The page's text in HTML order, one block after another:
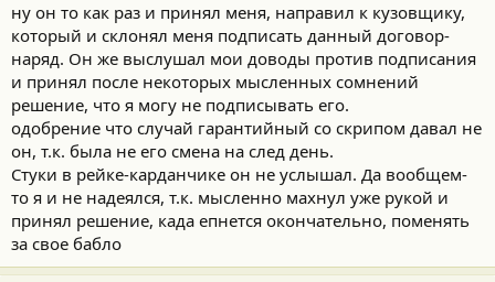
ну он то как раз и принял меня, направил к кузовщику,
который и склонял меня подписать данный договор-
наряд. Он же выслушал мои доводы против подписания
и принял после некоторых мысленных сомнений
решение, что я могу не подписывать его.
одобрение что случай гарантийный со скрипом давал не
он, т.к. была не его смена на след день.
Стуки в рейке-карданчике он не услышал. Да вообщем-
то я и не надеялся, т.к. мысленно махнул уже рукой и
принял решение, када епнется окончательно, поменять
за свое бабло